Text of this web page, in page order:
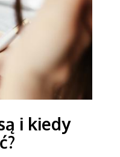
i kiedy